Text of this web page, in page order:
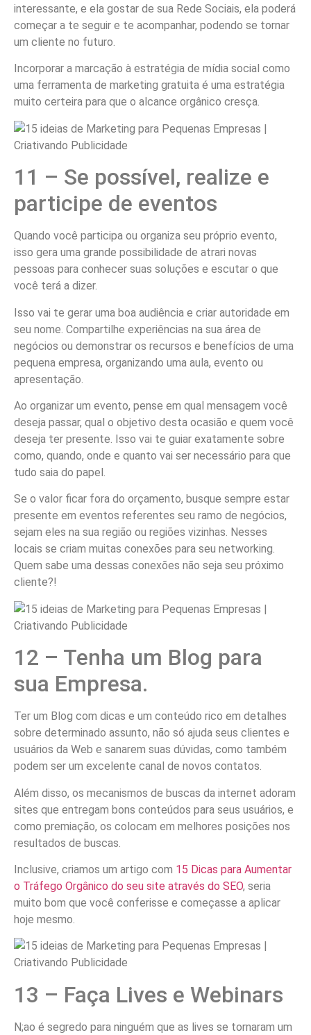
interessante, e ela gostar de sua Rede Sociais, ela poderá
começar a te seguir e te acompanhar, podendo se tornar
um cliente no futuro.
Incorporar a marcação à estratégia de mídia social como
uma ferramenta de marketing gratuita é uma estratégia
muito certeira para que o alcance orgânico cresça.
11 – Se possível, realize e
participe de eventos
Quando você participa ou organiza seu próprio evento,
isso gera uma grande possibilidade de atrari novas
pessoas para conhecer suas soluções e escutar o que
você terá a dizer.
Isso vai te gerar uma boa audiência e criar autoridade em
seu nome. Compartilhe experiências na sua área de
negócios ou demonstrar os recursos e benefícios de uma
pequena empresa, organizando uma aula, evento ou
apresentação.
Ao organizar um evento, pense em qual mensagem você
deseja passar, qual o objetivo desta ocasião e quem você
deseja ter presente. Isso vai te guiar exatamente sobre
como, quando, onde e quanto vai ser necessário para que
tudo saia do papel.
Se o valor ficar fora do orçamento, busque sempre estar
presente em eventos referentes seu ramo de negócios,
sejam eles na sua região ou regiões vizinhas. Nesses
locais se criam muitas conexões para seu networking.
Quem sabe uma dessas conexões não seja seu próximo
cliente?!
12 – Tenha um Blog para
sua Empresa.
Ter um Blog com dicas e um conteúdo rico em detalhes
sobre determinado assunto, não só ajuda seus clientes e
usuários da Web e sanarem suas dúvidas, como também
podem ser um excelente canal de novos contatos.
Além disso, os mecanismos de buscas da internet adoram
sites que entregam bons conteúdos para seus usuários, e
como premiação, os colocam em melhores posições nos
resultados de buscas.
Inclusive, criamos um artigo com 15 Dicas para Aumentar
o Tráfego Orgânico do seu site através do SEO, seria
muito bom que você conferisse e começasse a aplicar
hoje mesmo.
13 – Faça Lives e Webinars
N;ao é segredo para ninguém que as lives se tornaram um